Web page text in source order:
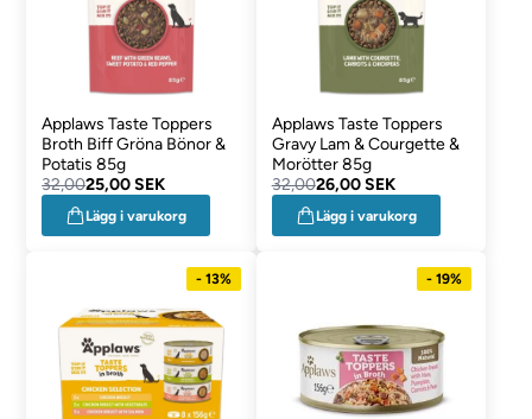
Applaws Taste Toppers
Broth Biff Gröna Bönor &
Potatis 85g
32,0025,00 SEK
Lägg i varukorg
Applaws Taste Toppers
Gravy Lam & Courgette &
Morötter 85g
32,0026,00 SEK
Lägg i varukorg
- 13% - 19%